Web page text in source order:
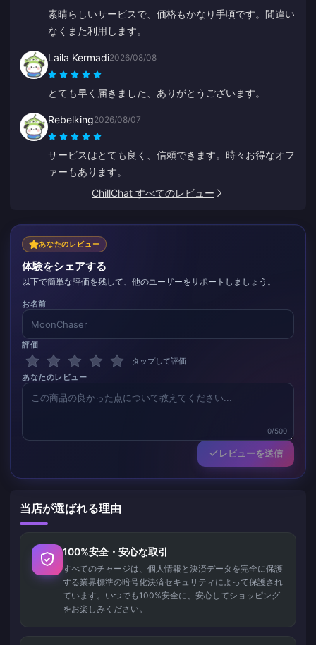
素晴らしいサービスで、価格もかなり手頃です。間違い
なくまた利用します。
Laila Kermadi2026/08/08
とても早く届きました、ありがとうございます。
Rebelking2026/08/07
サービスはとても良く、信頼できます。時々お得なオフ
ァーもあります。
ChillChat すべてのレビュー
あなたのレビュー
体験をシェアする
以下で簡単な評価を残して、他のユーザーをサポートしましょう。
お名前
評価
タップして評価
あなたのレビュー
0/500
レビューを送信
当店が選ばれる理由
100%安全・安心な取引
すべてのチャージは、個人情報と決済データを完全に保護
する業界標準の暗号化決済セキュリティによって保護され
ています。いつでも100%安全に、安心してショッピング
をお楽しみください。